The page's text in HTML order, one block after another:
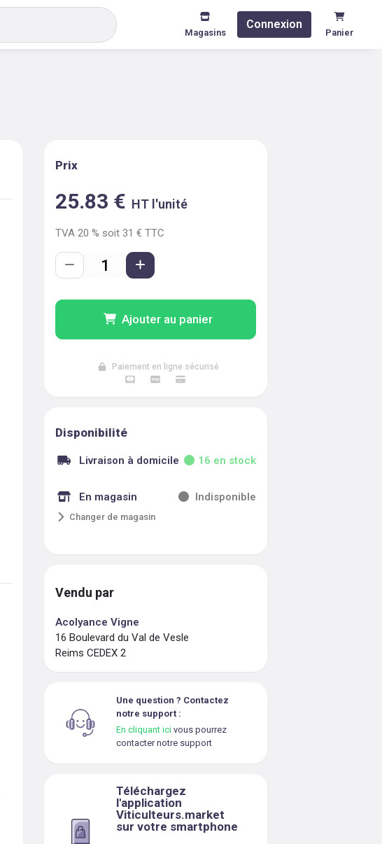
Magasins
Connexion
Panier
Prix
25.83 € HT l'unité
TVA20 % soit 31 € TTC
Ajouter au panier
Paiement en ligne sécurisé
Disponibilité
Livraison à domicile 16 en stock
En magasin Indisponible
Changer de magasin
Vendu par
Acolyance Vigne
16 Boulevard du Val de Vesle
Reims CEDEX 2
Une question ? Contactez
notre support :
En cliquant ici vous pourrez
contacter notre support
Téléchargez
l'application
Viticulteurs.market
sur votre smartphone